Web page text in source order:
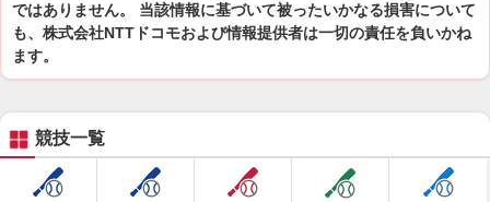
ではありません。 当該情報に基づいて被ったいかなる損害について
も、株式会社NTTドコモおよび情報提供者は一切の責任を負いかね
ます。
競技一覧